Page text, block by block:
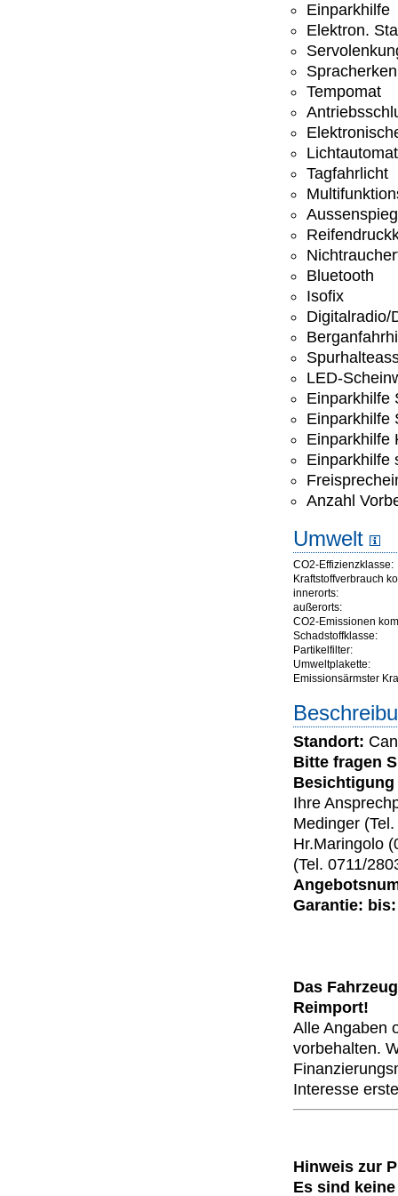
Einparkhilfe
Elektron.
Tempomat
Tagfahrlicht
Bluetooth
Isofix
Digitalradio/
LED-
Einparkhilfe
Einparkhilfe
Einparkhilfe
Einparkhilfe
Anzahl
Umwelt
CO2-Effizienzklasse:
Kraftstoffverbrauch
innerorts:
außerorts:
CO2-Emissionen
Schadstoffklasse:
Partikelfilter:
Umweltplakette:
Emissionsärmster
Standort:
Bitte fragen
Ihre
Medinger
Hr.Maringolo
(Tel. 0711/
Garantie: bis:
Das
Reimport!
Alle Angaben
vorbehalten.
Interesse
Hinweis zur
Es sind